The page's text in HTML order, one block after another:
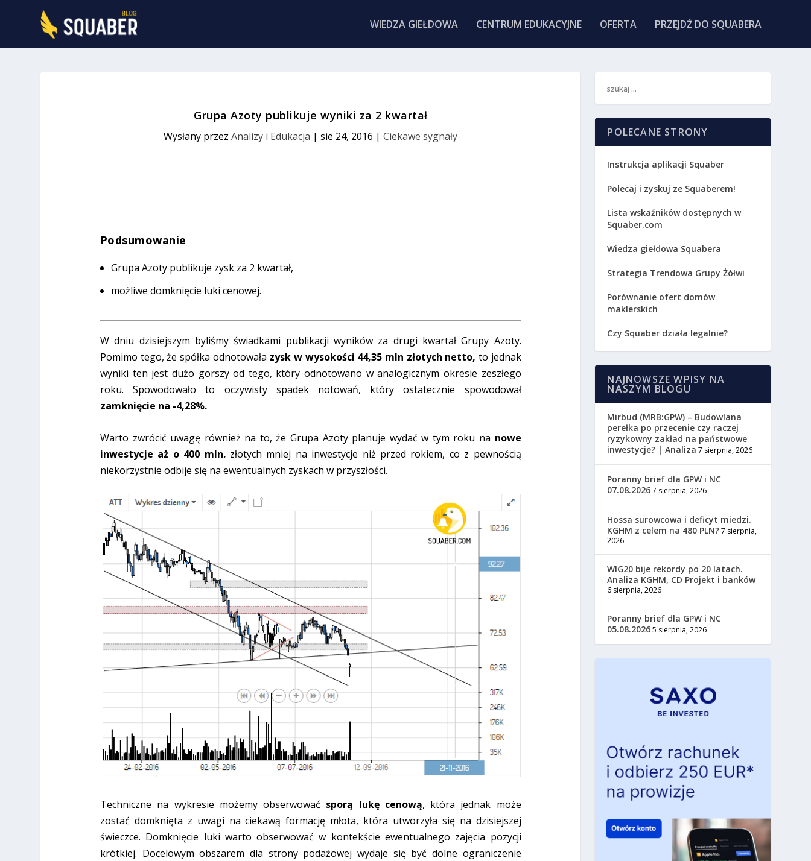
WIEDZA GIEŁDOWA CENTRUM EDUKACYJNE OFERTA PRZEJDŹ DO SQUABERA
Grupa Azoty publikuje wyniki za 2 kwartał
Wysłany przezAnalizy i Edukacja |sie 24, 2016 |Ciekawe sygnały
Podsumowanie
Grupa Azoty publikuje zysk za 2 kwartał,
możliwe domknięcie luki cenowej.
W dniu dzisiejszym byliśmy świadkami publikacji wyników za drugi kwartał Grupy Azoty.
Pomimo tego, że spółka odnotowała zysk w wysokości 44,35 mln złotych netto, to jednak
wyniki ten jest dużo gorszy od tego, który odnotowano w analogicznym okresie zeszłego
roku. Spowodowało to oczywisty spadek notowań, który ostatecznie spowodował
zamknięcie na -4,28%.
Warto zwrócić uwagę również na to, że Grupa Azoty planuje wydać w tym roku na nowe
inwestycje aż o 400 mln.złotych mniej na inwestycje niż przed rokiem, co z pewnością
niekorzystnie odbije się na ewentualnych zyskach w przyszłości.
Techniczne na wykresie możemy obserwować sporą lukę cenową, która jednak może
zostać domknięta z uwagi na ciekawą formację młota, która utworzyła się na dzisiejszej
świeczce. Domknięcie luki warto obserwować w kontekście ewentualnego zajęcia pozycji
krótkiej. Docelowym obszarem dla strony podażowej wydaje się być dolne ograniczenie
POLECANE STRONY
Instrukcja aplikacji Squaber
Polecaj i zyskuj ze Squaberem!
Lista wskaźników dostępnych w
Squaber.com
Wiedza giełdowa Squabera
Strategia Trendowa Grupy Żółwi
Porównanie ofert domów
maklerskich
Czy Squaber działa legalnie?
NAJNOWSZE WPISY NA
NASZYM BLOGU
Mirbud (MRB:GPW) – Budowlana
perełka po przecenie czy raczej
ryzykowny zakład na państwowe
inwestycje? | Analiza 7 sierpnia, 2026
Poranny brief dla GPW i NC
07.08.20267 sierpnia, 2026
Hossa surowcowa i deficyt miedzi.
KGHM z celem na 480 PLN?7 sierpnia,
2026
WIG20 bije rekordy po 20 latach.
Analiza KGHM, CD Projekt i banków
6 sierpnia, 2026
Poranny brief dla GPW i NC
05.08.20265 sierpnia, 2026